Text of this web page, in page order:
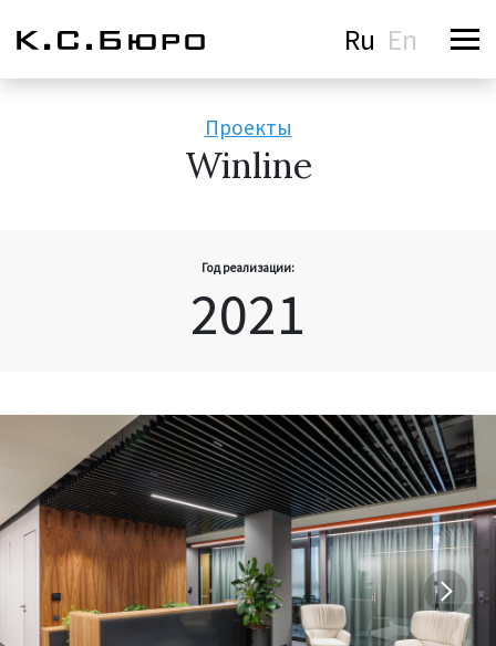
Ru En
Проекты
Winline
Год реализации:
2021